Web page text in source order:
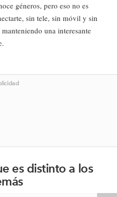
géneros, pero eso no es
sin tele, sin móvil y sin
una interesante
es distinto a los